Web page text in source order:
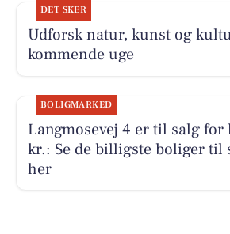
DET SKER
Udforsk natur, kunst og
kommende uge
BOLIGMARKED
Langmosevej 4 er til salg
kr.: Se de billigste boliger til
her